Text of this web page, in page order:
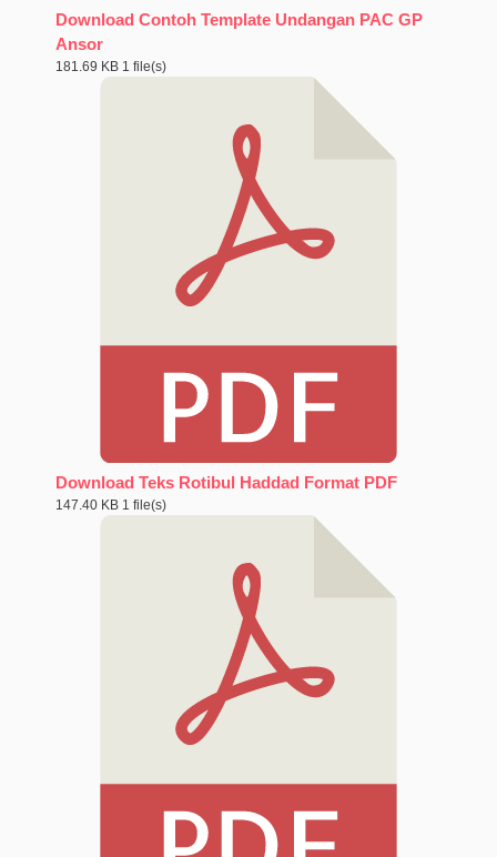
Download Contoh Template Undangan PAC GP
Ansor
181.69 KB 1 file(s)
Download Teks Rotibul Haddad Format PDF
147.40 KB 1 file(s)